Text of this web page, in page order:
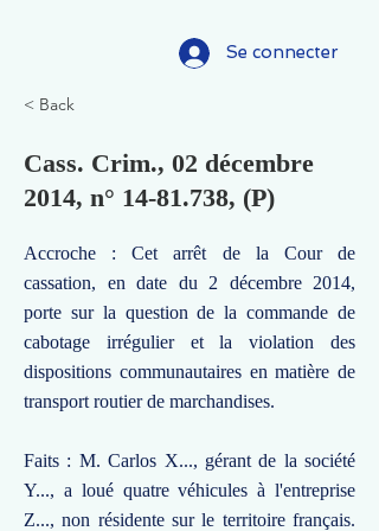
Se connecter
< Back
Cass. Crim., 02 décembre
2014, n° 14-81.738, (P)
Accroche : Cet arrêt de la Cour de
cassation, en date du 2 décembre 2014,
porte sur la question de la commande de
cabotage irrégulier et la violation des
dispositions communautaires en matière de
transport routier de marchandises.
Faits : M. Carlos X..., gérant de la société
Y..., a loué quatre véhicules à l'entreprise
Z..., non résidente sur le territoire français.